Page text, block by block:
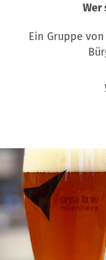
Wer
Ein Gruppe